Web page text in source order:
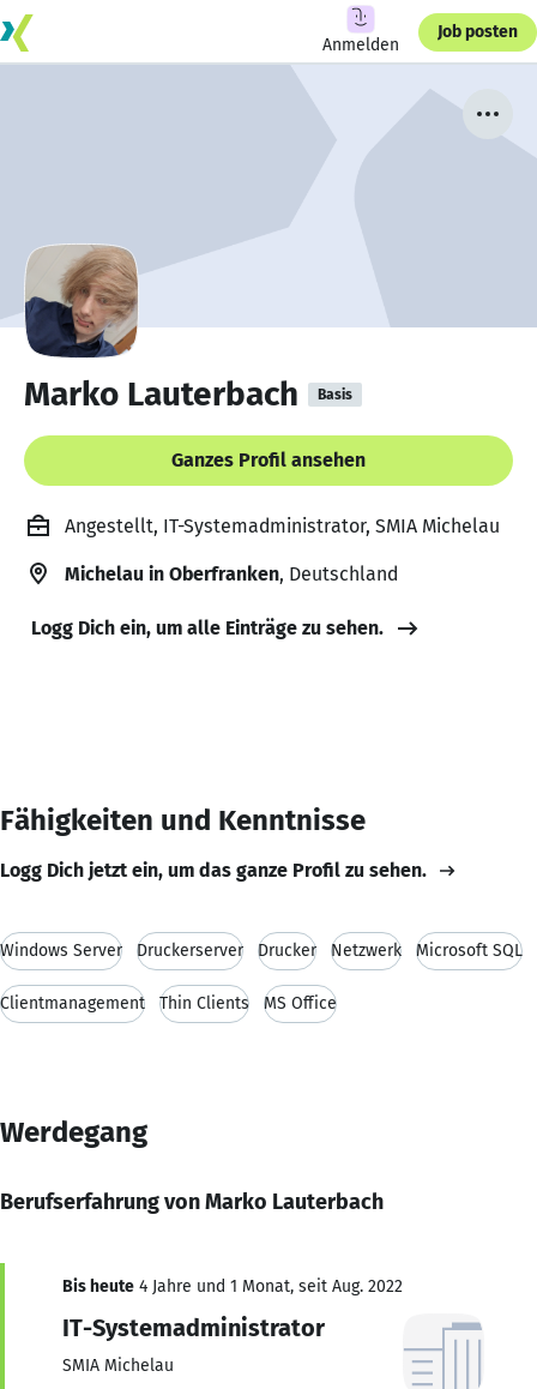
Anmelden
Job posten
Marko Lauterbach Basis
Ganzes Profil ansehen
Angestellt, IT-Systemadministrator, SMIA Michelau
Michelau in Oberfranken, Deutschland
Logg Dich ein, um alle Einträge zu sehen.
Fähigkeiten und Kenntnisse
Logg Dich jetzt ein, um das ganze Profil zu sehen.
Windows Server Druckerserver Drucker Netzwerk Microsoft SQL
Clientmanagement Thin Clients MS Office
Werdegang
Berufserfahrung von Marko Lauterbach
Bis heute 4 Jahre und 1 Monat, seit Aug. 2022
IT-Systemadministrator
SMIA Michelau